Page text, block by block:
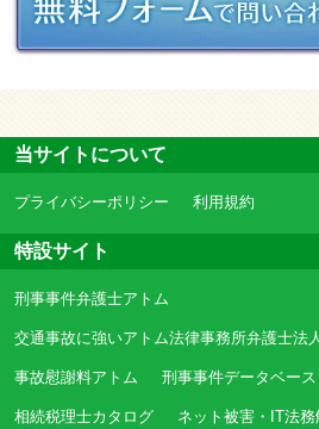
当サイトについて
プライバシーポリシー 利用規約
特設サイト
刑事事件弁護士アトム
交通事故に強いアトム法律事務所弁護士法
事故慰謝料アトム 刑事事件データベース
相続税理士カタログ ネット被害・IT法